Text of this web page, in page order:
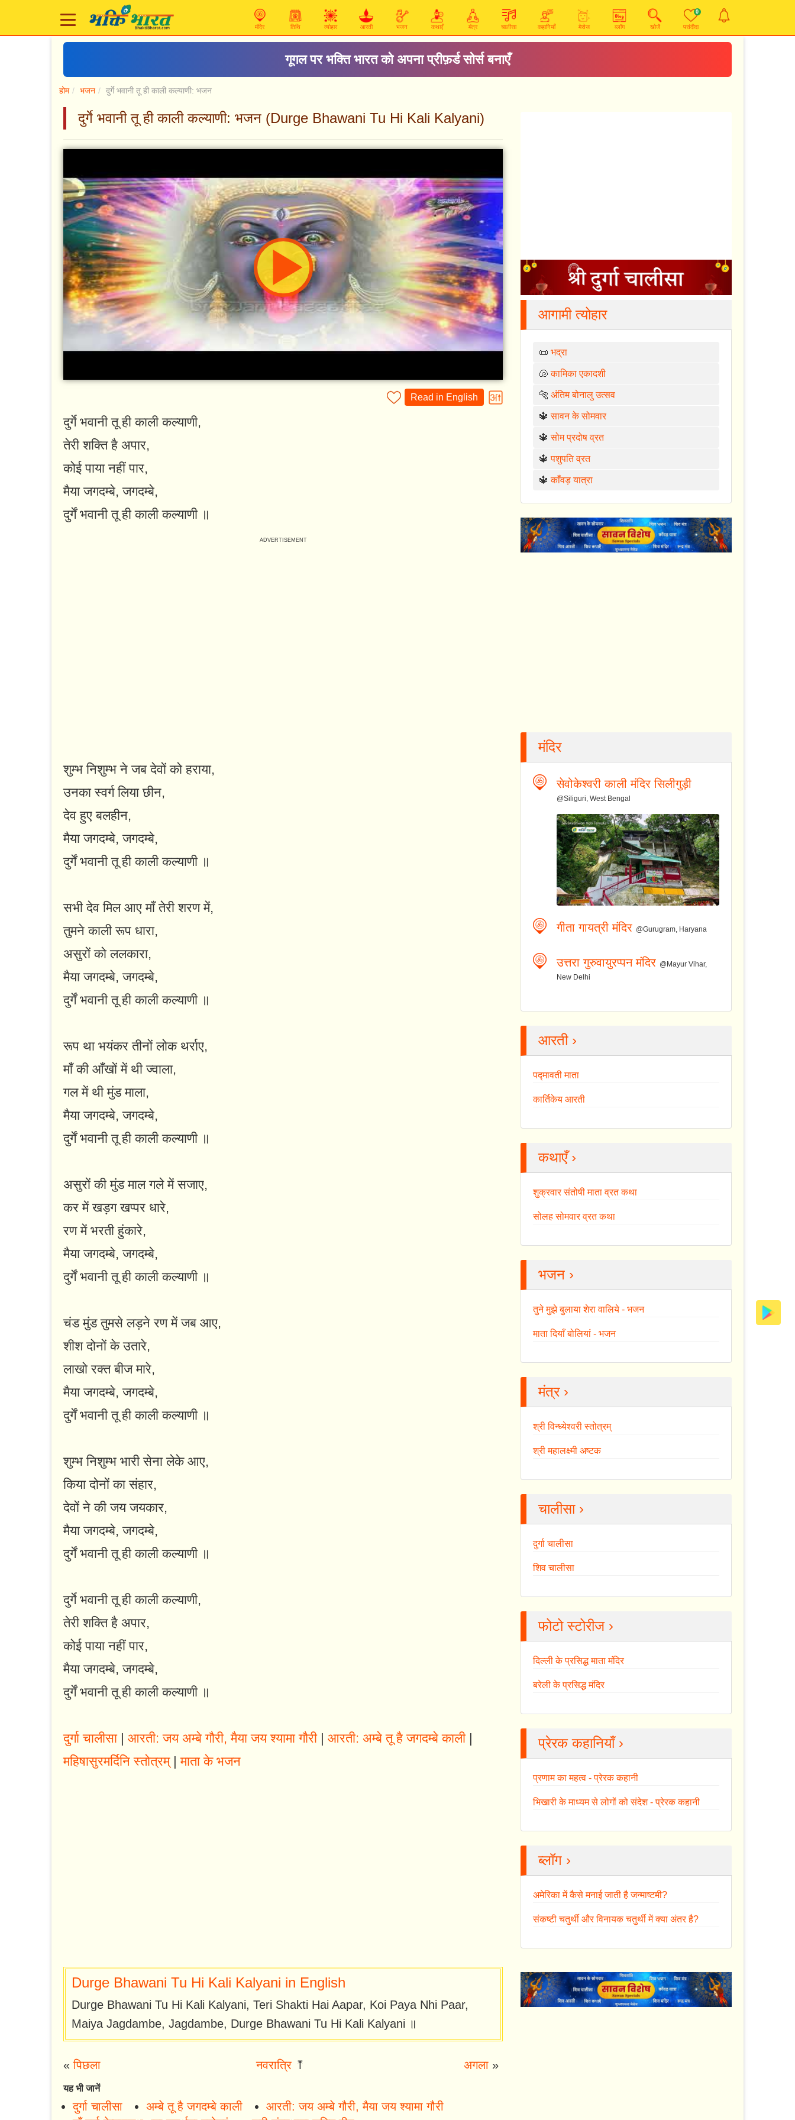
मंदिर तिथि त्योहार आरती भजन कथाएँ मंत्र चालीसा कहानियाँ मेसेज ब्लॉग खोजें
0
पसंदीदा
गूगल पर भक्ति भारत को अपना प्रीफ़र्ड सोर्स बनाएँ
होम भजन दुर्गे भवानी तू ही काली कल्याणी: भजन
दुर्गे भवानी तू ही काली कल्याणी: भजन (Durge Bhawani Tu Hi Kali Kalyani)
Read in English
दुर्गे भवानी तू ही काली कल्याणी,
तेरी शक्ति है अपार,
कोई पाया नहीं पार,
मैया जगदम्बे, जगदम्बे,
दुर्गें भवानी तू ही काली कल्याणी ॥
शुम्भ निशुम्भ ने जब देवों को हराया,
उनका स्वर्ग लिया छीन,
देव हुए बलहीन,
मैया जगदम्बे, जगदम्बे,
दुर्गें भवानी तू ही काली कल्याणी ॥
सभी देव मिल आए माँ तेरी शरण में,
तुमने काली रूप धारा,
असुरों को ललकारा,
मैया जगदम्बे, जगदम्बे,
दुर्गें भवानी तू ही काली कल्याणी ॥
रूप था भयंकर तीनों लोक थर्राए,
माँ की आँखों में थी ज्वाला,
गल में थी मुंड माला,
मैया जगदम्बे, जगदम्बे,
दुर्गें भवानी तू ही काली कल्याणी ॥
असुरों की मुंड माल गले में सजाए,
कर में खड़ग खप्पर धारे,
रण में भरती हुंकारे,
मैया जगदम्बे, जगदम्बे,
दुर्गें भवानी तू ही काली कल्याणी ॥
चंड मुंड तुमसे लड़ने रण में जब आए,
शीश दोनों के उतारे,
लाखो रक्त बीज मारे,
मैया जगदम्बे, जगदम्बे,
दुर्गें भवानी तू ही काली कल्याणी ॥
शुम्भ निशुम्भ भारी सेना लेके आए,
किया दोनों का संहार,
देवों ने की जय जयकार,
मैया जगदम्बे, जगदम्बे,
दुर्गें भवानी तू ही काली कल्याणी ॥
दुर्गे भवानी तू ही काली कल्याणी,
तेरी शक्ति है अपार,
कोई पाया नहीं पार,
मैया जगदम्बे, जगदम्बे,
दुर्गें भवानी तू ही काली कल्याणी ॥
दुर्गा चालीसा| आरती: जय अम्बे गौरी, मैया जय श्यामा गौरी| आरती: अम्बे तू है जगदम्बे काली|
महिषासुरमर्दिनि स्तोत्रम्|माता के भजन
Durge Bhawani Tu Hi Kali Kalyani in English
Durge Bhawani Tu Hi Kali Kalyani, Teri Shakti Hai Aapar, Koi Paya Nhi Paar,
Maiya Jagdambe, Jagdambe, Durge Bhawani Tu Hi Kali Kalyani ॥
«पिछला नवरात्रि ⤒ अगला»
यह भी जानें
दुर्गा चालीसा अम्बे तू है जगदम्बे काली
आरती: जय अम्बे गौरी, मैया जय श्यामा गौरी
आगामी त्योहार
📜भद्रा
🐚कामिका एकादशी
🐅अंतिम बोनालु उत्सव
🔱सावन के सोमवार
🔱सोम प्रदोष व्रत
🔱पशुपति व्रत
🔱काँवड़ यात्रा
मंदिर
सेवोकेश्वरी काली मंदिर सिलीगुड़ी
@Siliguri, West Bengal
गीता गायत्री मंदिर @Gurugram, Haryana
उत्तरा गुरुवायुरप्पन मंदिर @Mayur Vihar,
New Delhi
आरती ›
पद्मावती माता
कार्तिकेय आरती
कथाएँ ›
शुक्रवार संतोषी माता व्रत कथा
सोलह सोमवार व्रत कथा
भजन ›
तुने मुझे बुलाया शेरा वालिये - भजन
माता दियाँ बोलियां - भजन
मंत्र ›
श्री विन्ध्येश्वरी स्तोत्रम्
श्री महालक्ष्मी अष्टक
चालीसा ›
दुर्गा चालीसा
शिव चालीसा
फोटो स्टोरीज ›
दिल्ली के प्रसिद्ध माता मंदिर
बरेली के प्रसिद्ध मंदिर
प्रेरक कहानियाँ ›
प्रणाम का महत्व - प्रेरक कहानी
भिखारी के माध्यम से लोगों को संदेश - प्रेरक कहानी
ब्लॉग ›
अमेरिका में कैसे मनाई जाती है जन्माष्टमी?
संकष्टी चतुर्थी और विनायक चतुर्थी में क्या अंतर है?